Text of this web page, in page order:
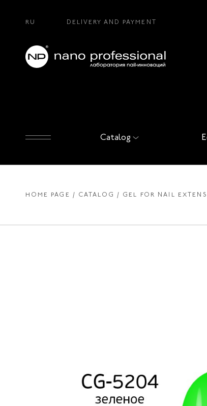
RU DELIVERY AND PAYMENT
Catalog
HOME PAGE CATALOG GEL FOR NAIL